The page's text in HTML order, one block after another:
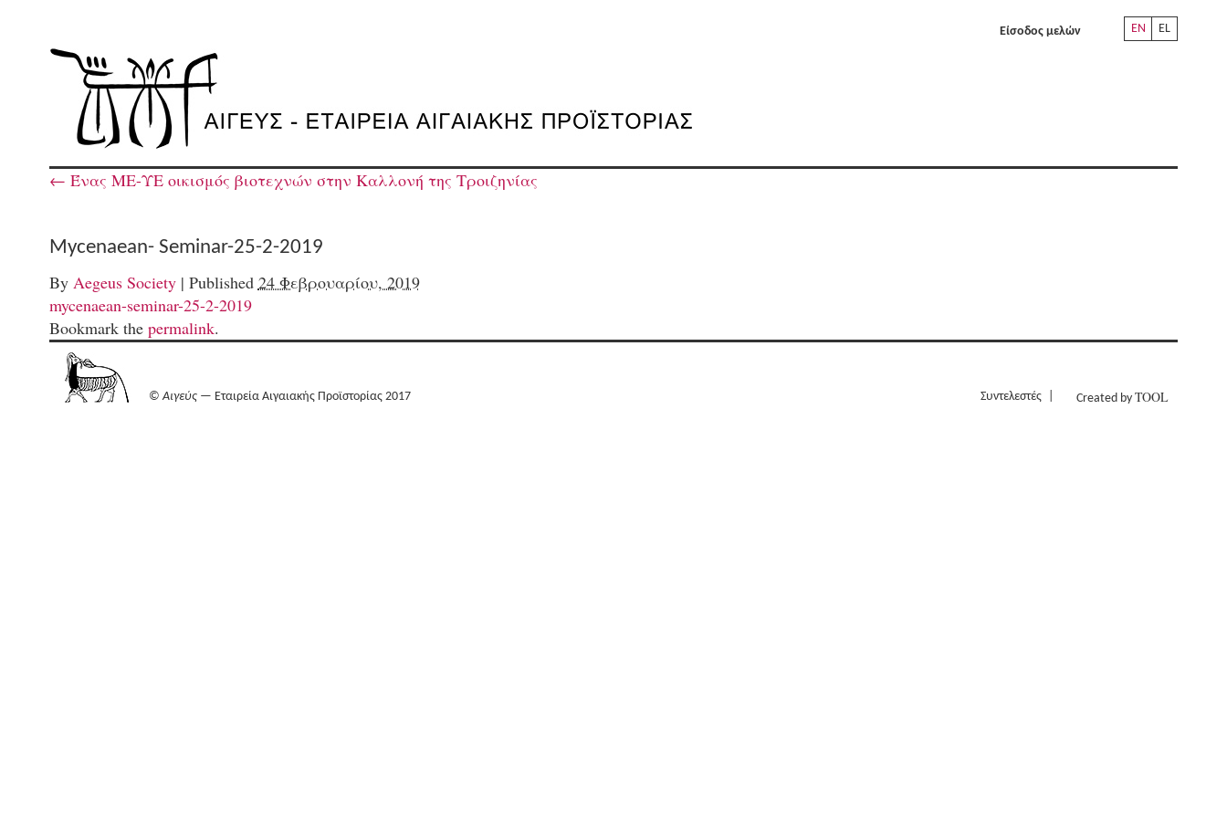
EN EL
Είσοδος μελών
← Ένας ΜΕ-ΥΕ οικισμός βιοτεχνών στην Καλλονή της Τροιζηνίας
Mycenaean- Seminar-25-2-2019
By Aegeus Society | Published 24 Φεβρουαρίου, 2019
mycenaean-seminar-25-2-2019
Bookmark the permalink.
©Αιγεύς— Εταιρεία Αιγαιακής Προϊστορίας 2017 Συντελεστές Created byTOOL